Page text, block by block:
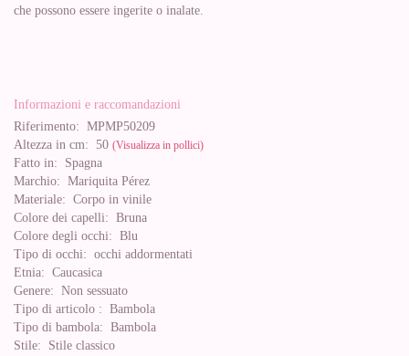
che possono essere ingerite o inalate.
Informazioni e raccomandazioni
Riferimento: MPMP50209
Altezza in cm: 50 (Visualizza in pollici)
Fatto in: Spagna
Marchio: Mariquita Pérez
Materiale: Corpo in vinile
Colore dei capelli: Bruna
Colore degli occhi: Blu
Tipo di occhi: occhi addormentati
Etnia: Caucasica
Genere: Non sessuato
Tipo di articolo : Bambola
Tipo di bambola: Bambola
Stile: Stile classico